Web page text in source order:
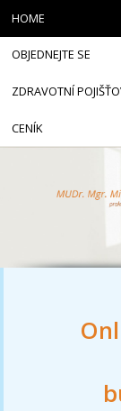
HOME
OBJEDNEJTE SE
ZDRAVOTNÍ
CENÍK